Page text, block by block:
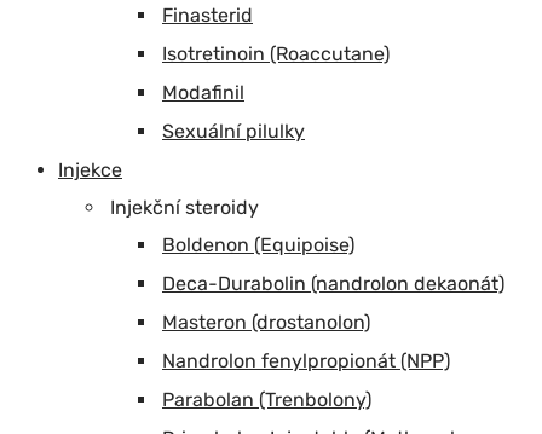
Finasterid
Isotretinoin (Roaccutane)
Modafinil
Sexuální pilulky
Injekce
Injekční steroidy
Boldenon (Equipoise)
Deca-Durabolin (nandrolon dekaonát)
Masteron (drostanolon)
Nandrolon fenylpropionát (NPP)
Parabolan (Trenbolony)